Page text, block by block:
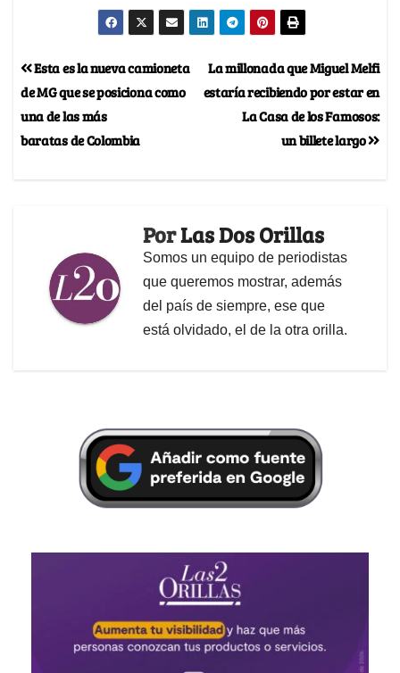
La millonada que Miguel Melfi
estaría recibiendo por estar en
La Casa de los Famosos:
un billete largo
Esta es la nueva camioneta
de MG que se posiciona como
una de las más
baratas de Colombia
PorLas Dos Orillas
Somos un equipo de periodistas
que queremos mostrar, además
del país de siempre, ese que
está olvidado, el de la otra orilla.